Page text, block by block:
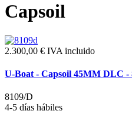
Capsoil
2.300,00 € IVA incluido
U-Boat - Capsoil 45MM DLC -
8109/D
4-5 días hábiles